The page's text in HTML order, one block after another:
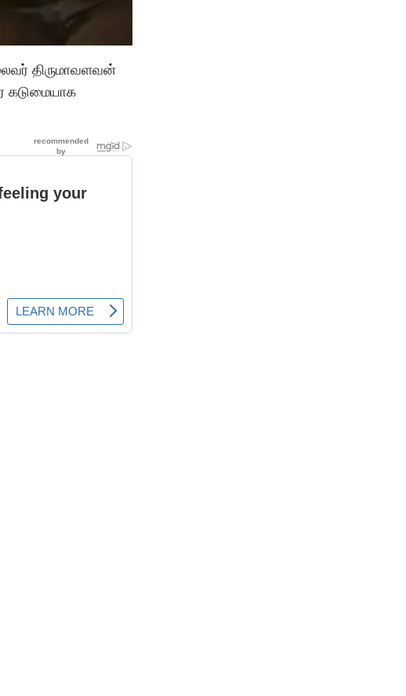
திருமாவளவன்
கடுமையாக